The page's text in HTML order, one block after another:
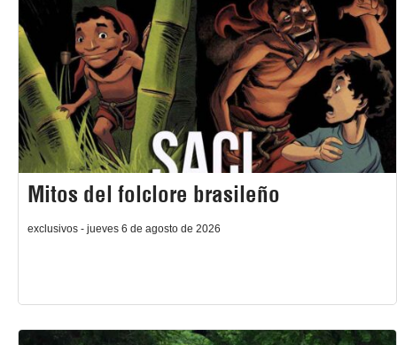
Mitos del folclore brasileño
exclusivos - jueves 6 de agosto de 2026